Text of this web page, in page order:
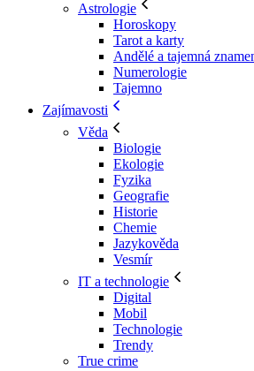
Astrologie
Horoskopy
Tarot a karty
Andělé a tajemná
Numerologie
Tajemno
Zajímavosti
Věda
Biologie
Ekologie
Fyzika
Geografie
Historie
Chemie
Jazykověda
Vesmír
IT a technologie
Digital
Mobil
Technologie
Trendy
True crime